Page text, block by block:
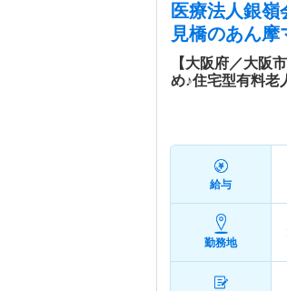
医療法人銀
見橋のあん摩
【大阪府／大阪
め♪住宅型有料老
給与
勤務地